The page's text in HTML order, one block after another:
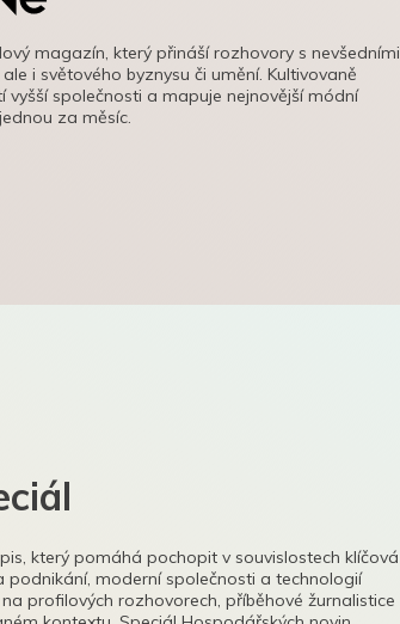
magazín, který přináší rozhovory s nevšedními
i světového byznysu či umění. Kultivovaně
vyšší společnosti a mapuje nejnovější módní
za měsíc.
který pomáhá pochopit v souvislostech klíčová
podnikání, moderní společnosti a technologií
profilových rozhovorech, příběhové žurnalistice